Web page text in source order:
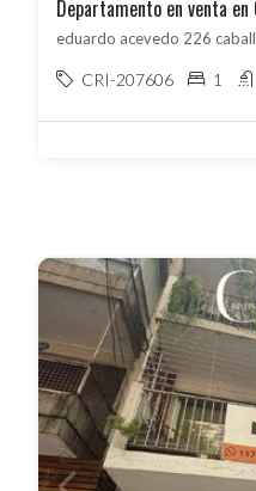
Departamento en venta
eduardo acevedo 226
CRI-207606 1